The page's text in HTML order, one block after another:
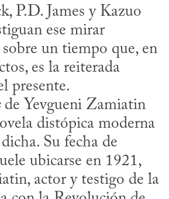
P.D. James y Kazuo
ese mirar
sobre un tiempo que, en
es la reiterada
presente.
de Yevgueni Zamiatin
distópica moderna
Su fecha de
ubicarse en 1921,
actor y testigo de la